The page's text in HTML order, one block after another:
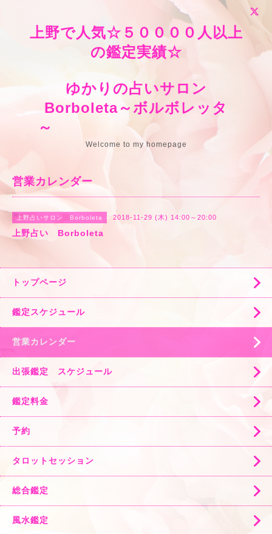
上野で人気☆５００００人以上
の鑑定実績☆
ゆかりの占いサロン
Borboleta～ボルボレッタ
～
Welcome to my homepage
営業カレンダー
上野占いサロン Borboleta 2018-11-29 (木) 14:00～20:00
上野占い Borboleta
トップページ
鑑定スケジュール
営業カレンダー
出張鑑定 スケジュール
鑑定料金
予約
タロットセッション
総合鑑定
風水鑑定